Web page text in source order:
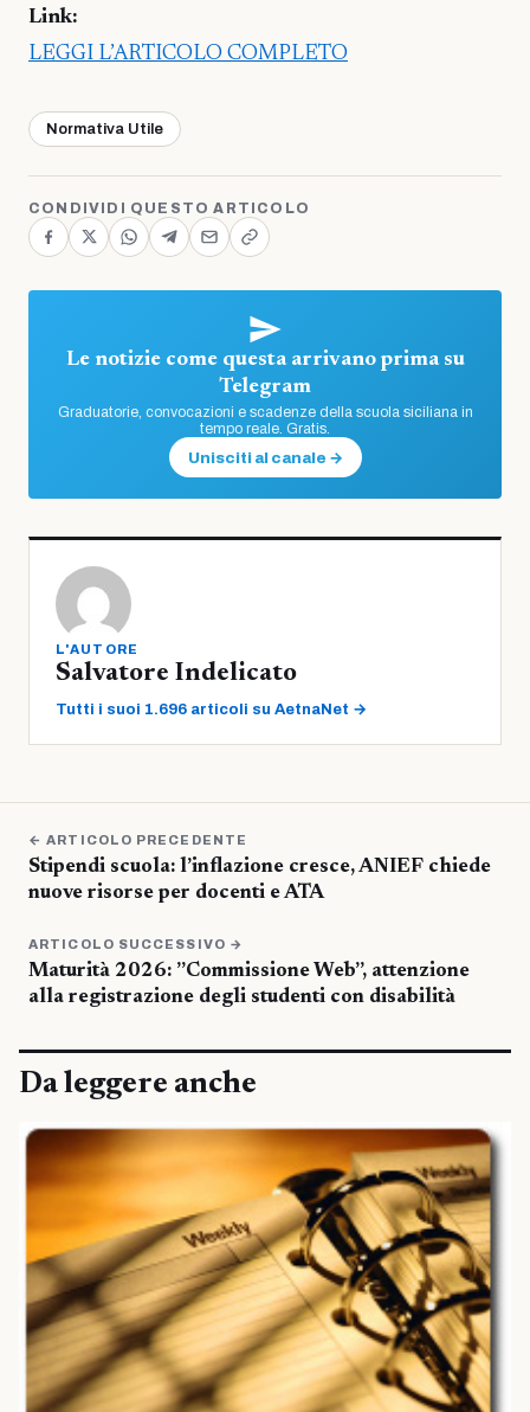
Link:
LEGGI L’ARTICOLO COMPLETO
Normativa Utile
CONDIVIDI QUESTO ARTICOLO
Le notizie come questa arrivano prima su
Telegram
Graduatorie, convocazioni e scadenze della scuola siciliana in
tempo reale. Gratis.
Unisciti al canale →
L'AUTORE
Salvatore Indelicato
Tutti i suoi 1.696 articoli su AetnaNet →
← ARTICOLO PRECEDENTE
Stipendi scuola: l’inflazione cresce, ANIEF chiede
nuove risorse per docenti e ATA
ARTICOLO SUCCESSIVO →
Maturità 2026: ”Commissione Web”, attenzione
alla registrazione degli studenti con disabilità
Da leggere anche